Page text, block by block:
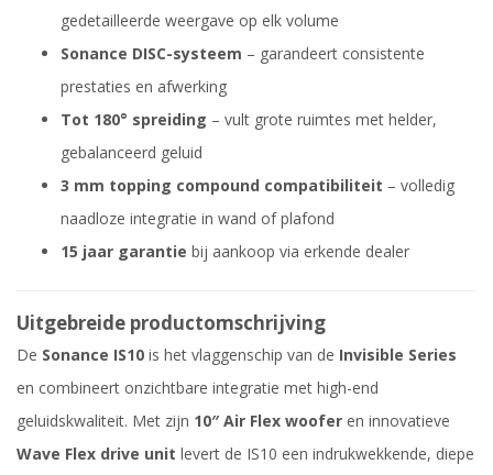
gedetailleerde weergave op elk volume
Sonance DISC-systeem – garandeert consistente
prestaties en afwerking
Tot 180° spreiding – vult grote ruimtes met helder,
gebalanceerd geluid
3 mm topping compound compatibiliteit – volledig
naadloze integratie in wand of plafond
15 jaar garantie bij aankoop via erkende dealer
Uitgebreide productomschrijving
De Sonance IS10 is het vlaggenschip van de Invisible Series
en combineert onzichtbare integratie met high-end
geluidskwaliteit. Met zijn 10″ Air Flex woofer en innovatieve
Wave Flex drive unit levert de IS10 een indrukwekkende, diepe